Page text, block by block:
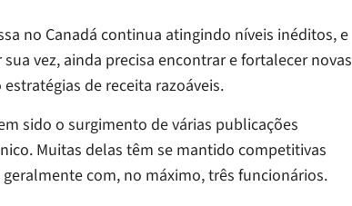
no Canadá continua atingindo níveis inéditos, e
vez, ainda precisa encontrar e fortalecer novas
de receita razoáveis.
sido o surgimento de várias publicações
Muitas delas têm se mantido competitivas
com, no máximo, três funcionários.